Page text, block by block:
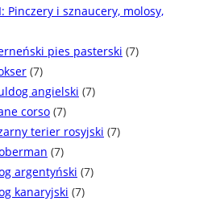
Pinczery i sznaucery, molosy,
pies pasterski (7)
(7)
angielski (7)
corso (7)
terier rosyjski (7)
(7)
argentyński (7)
kanaryjski (7)